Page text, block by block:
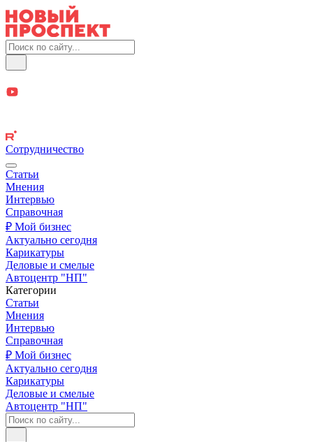
Сотрудничество
Статьи
Мнения
Интервью
Справочная
₽ Мой бизнес
Актуально сегодня
Карикатуры
Деловые и смелые
Автоцентр "НП"
Категории
Статьи
Мнения
Интервью
Справочная
₽ Мой бизнес
Актуально сегодня
Карикатуры
Деловые и смелые
Автоцентр "НП"